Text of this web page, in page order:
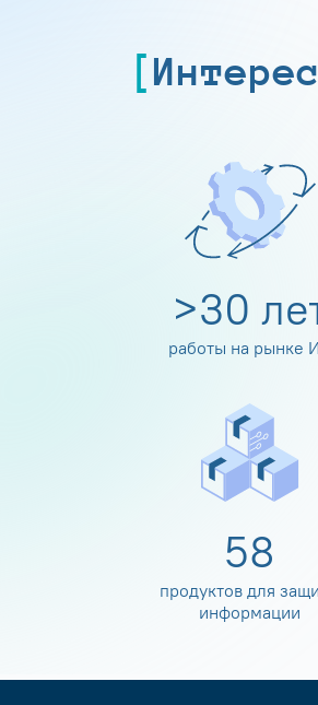
>30
работы на рынке
60
продуктов для
информации